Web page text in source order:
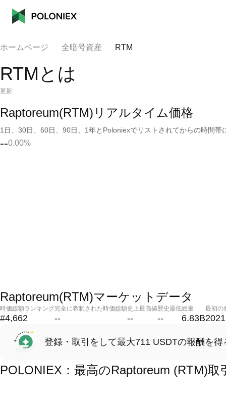
ホームページ 全暗号資産 RTM
RTMとは
更新:
Raptoreum(RTM)リアルタイム価格
1日、30日、60日、90日、1年とPoloniexでリストされてからの時間
--0.00%
Raptoreum(RTM)マーケットデータ
時価総額ランキング
#4,662
完全に希釈された時価総額
--
史上最高値
--
歴史最低
--
総量
6.83B
最初の
登録・取引をして最大711 USDTの報酬を得
POLONIEX：最高のRaptoreum (RTM)